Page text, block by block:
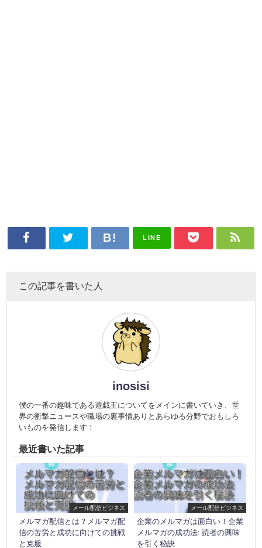
LINE
この記事を書いた人
inosisi
僕の一番の趣味である遊戯王についてをメインに書いていき、世
界の衝撃ニュースや職場の裏事情ありとあらゆる分野でおもしろ
いものを発信します！
最近書いた記事
メール配信ビジネス
メルマガ配信とは？メルマガ配
信の苦労と成功に向けての挑戦
と克服
メール配信ビジネス
企業のメルマガは面白い！企業
メルマガの成功法: 読者の興味
を引く秘訣